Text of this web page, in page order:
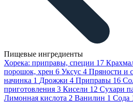
Пищевые ингредиенты
Хорека: приправы, специи 17
порошок, хрен 6 Уксус 4 Пряности и
начинка 1 Дрожжи 4 Приправы 16
приготовления 3 Кисели 12 Сухари
Лимонная кислота 2 Ванилин 1 Сода